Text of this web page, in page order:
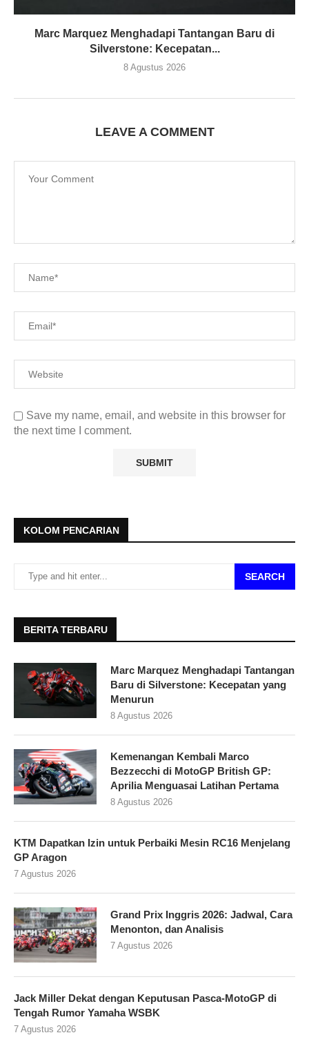
Marc Marquez Menghadapi Tantangan Baru di
Silverstone: Kecepatan...
8 Agustus 2026
LEAVE A COMMENT
Save my name, email, and website in this browser for
the next time I comment.
KOLOM PENCARIAN
SEARCH
BERITA TERBARU
Marc Marquez Menghadapi Tantangan
Baru di Silverstone: Kecepatan yang
Menurun
8 Agustus 2026
Kemenangan Kembali Marco
Bezzecchi di MotoGP British GP:
Aprilia Menguasai Latihan Pertama
8 Agustus 2026
KTM Dapatkan Izin untuk Perbaiki Mesin RC16 Menjelang
GP Aragon
7 Agustus 2026
Grand Prix Inggris 2026: Jadwal, Cara
Menonton, dan Analisis
7 Agustus 2026
Jack Miller Dekat dengan Keputusan Pasca-MotoGP di
Tengah Rumor Yamaha WSBK
7 Agustus 2026